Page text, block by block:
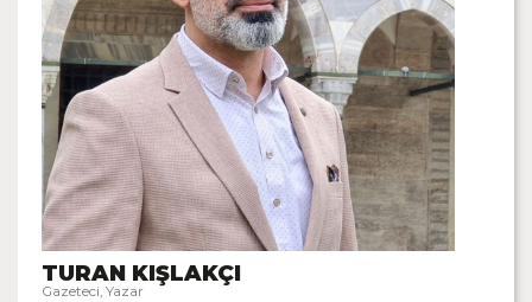
TURAN KIŞLAKÇI
Gazeteci, Yazar